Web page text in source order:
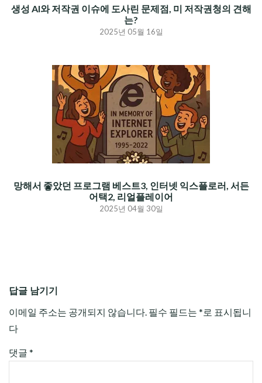
생성 AI와 저작권 이슈에 도사린 문제점, 미 저작권청의 견해
는?
2025년 05월 16일
망해서 좋았던 프로그램 베스트3, 인터넷 익스플로러, 서든
어택2, 리얼플레이어
2025년 04월 30일
답글 남기기
이메일 주소는 공개되지 않습니다. 필수 필드는 * 로 표시됩니
다
댓글 *